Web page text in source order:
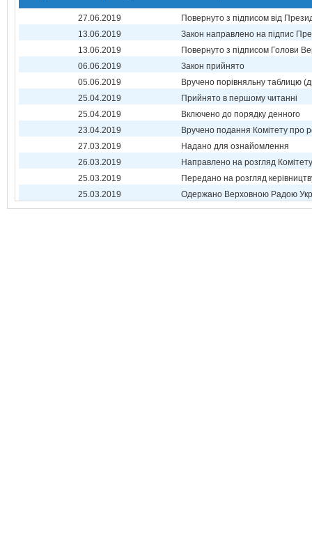
27.06.2019
Повернуто з підписом від
13.06.2019
Закон направлено на підпис
13.06.2019
Повернуто з підписом Голови
06.06.2019
Закон прийнято
05.06.2019
Вручено порівняльну таблицю
25.04.2019
Прийнято в першому читанні
25.04.2019
Включено до порядку денного
23.04.2019
Вручено подання Комітету про
27.03.2019
Надано для ознайомлення
26.03.2019
Направлено на розгляд Комітету
25.03.2019
Передано на розгляд
25.03.2019
Одержано Верховною Радою